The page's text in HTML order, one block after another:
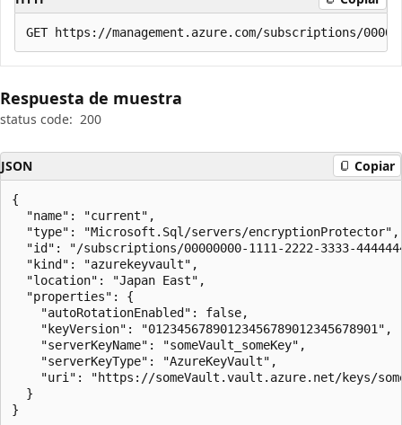
Respuesta de muestra
status code: 200
JSON Copiar
{
  "name": "current",
  "type": "Microsoft.Sql/servers/encryptionProtector",
"id": "/subscriptions/00000000-1111-2222-3333-
  "kind": "azurekeyvault",
  "location": "Japan East",
  "properties": {
    "autoRotationEnabled": false,
    "keyVersion": "01234567890123456789012345678901",
    "serverKeyName": "someVault_someKey",
    "serverKeyType": "AzureKeyVault",
"uri": "https://someVault.vault.azure.net/keys/
  }
}